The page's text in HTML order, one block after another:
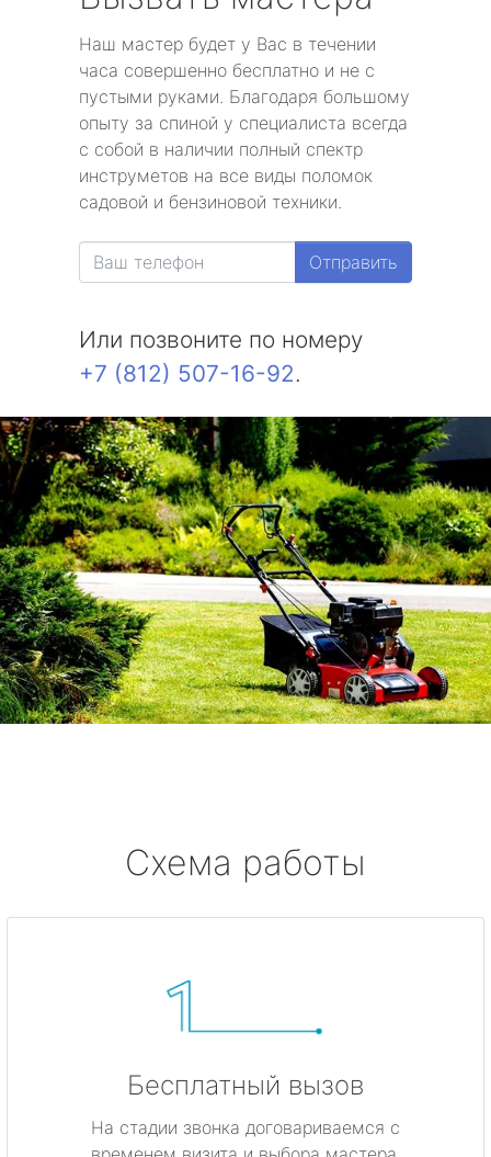
Наш мастер будет у Вас в течении
часа совершенно бесплатно и не с
пустыми руками. Благодаря большому
опыту за спиной у специалиста всегда
с собой в наличии полный спектр
инструметов на все виды поломок
садовой и бензиновой техники.
Отправить
Или позвоните по номеру
+7 (812) 507-16-92.
Схема работы
Бесплатный вызов
На стадии звонка договариваемся с